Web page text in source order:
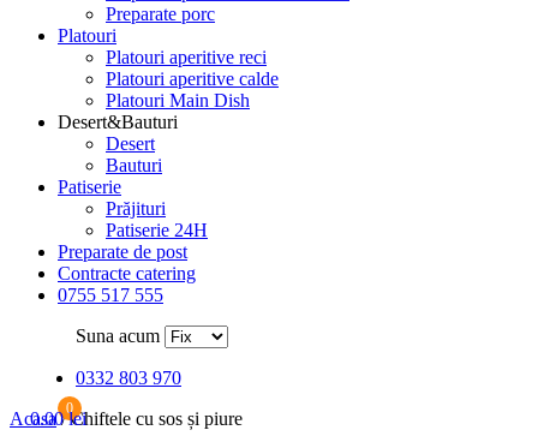
Preparate porc
Platouri
Platouri aperitive reci
Platouri aperitive calde
Platouri Main Dish
Desert&Bauturi
Desert
Bauturi
Patiserie
Prăjituri
Patiserie 24H
Preparate de post
Contracte catering
0755 517 555
Suna acum
0332 803 970
0
0.00lei
Acasa/Chiftele cu sos și piure